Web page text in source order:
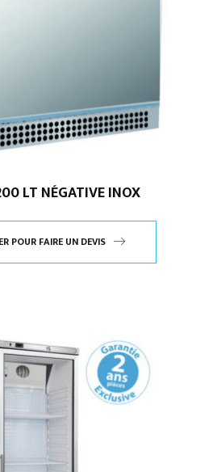
LT NÉGATIVE INOX
POUR FAIRE UN DEVIS